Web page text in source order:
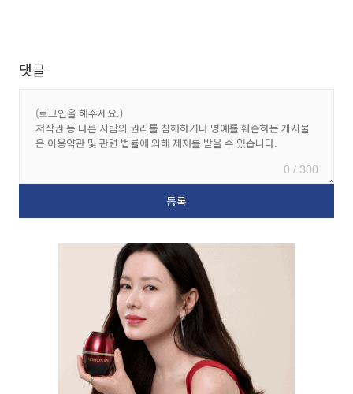
댓글
0 / 300